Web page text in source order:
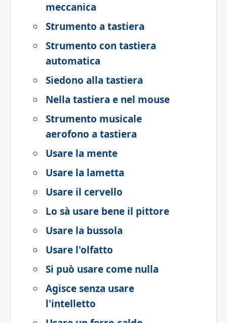
meccanica
Strumento a tastiera
Strumento con tastiera
automatica
Siedono alla tastiera
Nella tastiera e nel mouse
Strumento musicale
aerofono a tastiera
Usare la mente
Usare la lametta
Usare il cervello
Lo sà usare bene il pittore
Usare la bussola
Usare l'olfatto
Si può usare come nulla
Agisce senza usare
l'intelletto